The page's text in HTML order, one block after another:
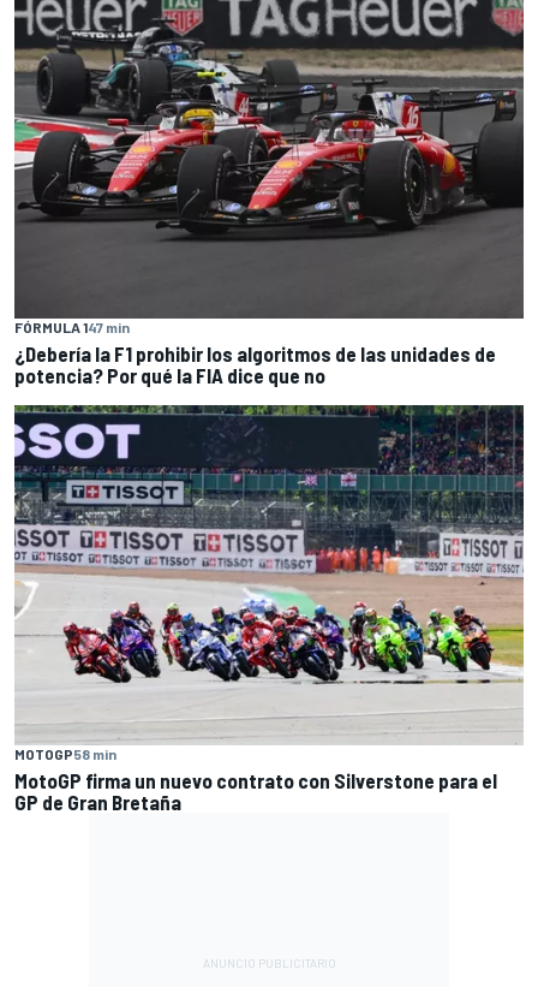
FÓRMULA 147 min
¿Debería la F1 prohibir los algoritmos de las unidades de
potencia? Por qué la FIA dice que no
MOTOGP58 min
MotoGP firma un nuevo contrato con Silverstone para el
GP de Gran Bretaña